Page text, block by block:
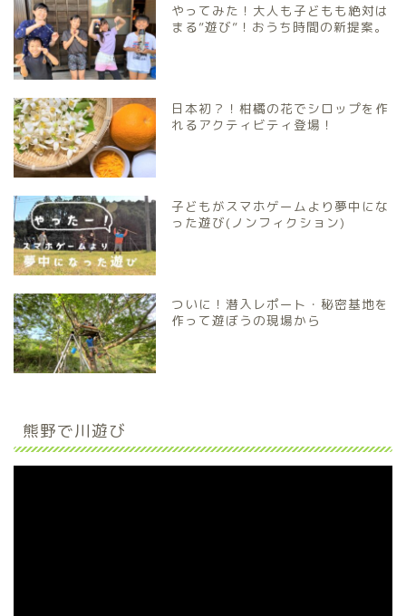
やってみた！大人も子どもも絶対は
まる”遊び”！おうち時間の新提案。
日本初？！柑橘の花でシロップを作
れるアクティビティ登場！
子どもがスマホゲームより夢中にな
った遊び(ノンフィクション)
ついに！潜入レポート・秘密基地を
作って遊ぼうの現場から
熊野で川遊び